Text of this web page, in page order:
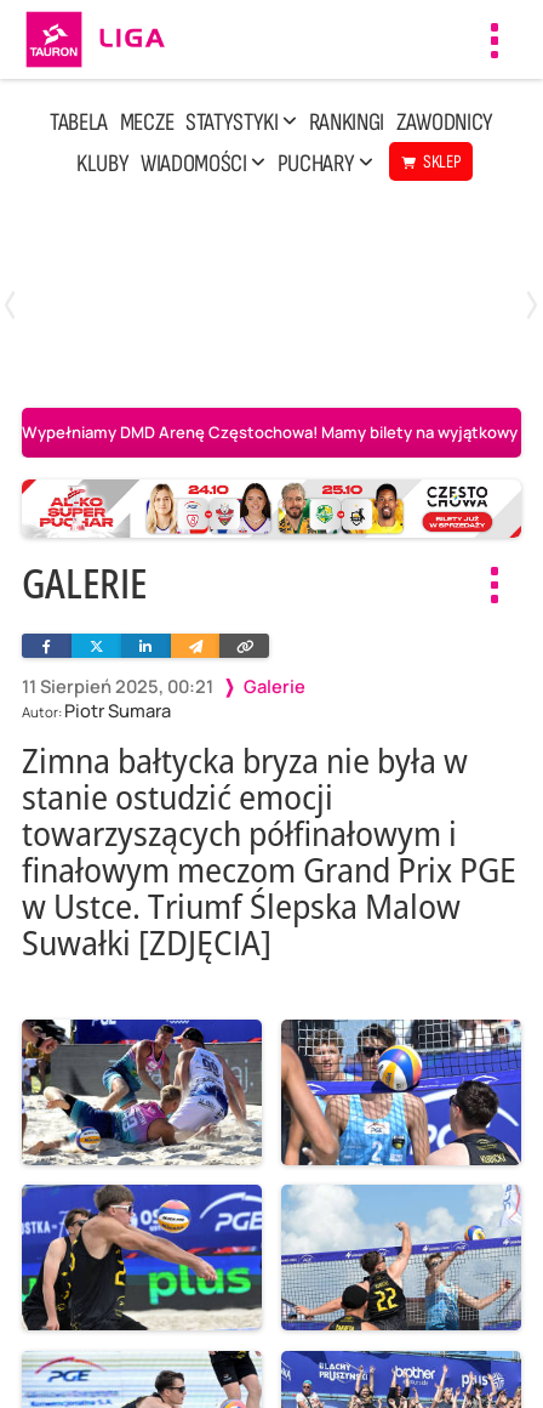
TABELA MECZE STATYSTYKI RANKINGI ZAWODNICY
KLUBY WIADOMOŚCI PUCHARY SKLEP
Wypełniamy DMD Arenę Częstochowa! Mamy bilety na wyjątkowy
GALERIE
11 Sierpień 2025, 00:21 Galerie
Autor: Piotr Sumara
FacebookTwitterLinkedinWyślij
e-
Skopiuj
link
Zimna bałtycka bryza nie była w
stanie ostudzić emocji
towarzyszących półfinałowym i
finałowym meczom Grand Prix PGE
w Ustce. Triumf Ślepska Malow
Suwałki [ZDJĘCIA]